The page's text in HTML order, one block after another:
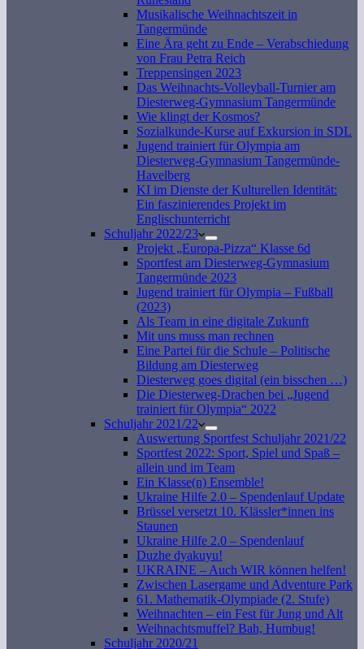
Musikalische Weihnachtszeit in
Tangermünde
Eine Ära geht zu Ende – Verabschiedung
von Frau Petra Reich
Treppensingen 2023
Das Weihnachts-Volleyball-Turnier am
Diesterweg-Gymnasium Tangermünde
Wie klingt der Kosmos?
Sozialkunde-Kurse auf Exkursion in SDL
Jugend trainiert für Olympia am
Diesterweg-Gymnasium Tangermünde-
Havelberg
KI im Dienste der Kulturellen Identität:
Ein faszinierendes Projekt im
Englischunterricht
Schuljahr 2022/23
Projekt „Europa-Pizza“ Klasse 6d
Sportfest am Diesterweg-Gymnasium
Tangermünde 2023
Jugend trainiert für Olympia – Fußball
(2023)
Als Team in eine digitale Zukunft
Mit uns muss man rechnen
Eine Partei für die Schule – Politische
Bildung am Diesterweg
Diesterweg goes digital (ein bisschen …)
Die Diesterweg-Drachen bei „Jugend
trainiert für Olympia“ 2022
Schuljahr 2021/22
Auswertung Sportfest Schuljahr 2021/22
Sportfest 2022: Sport, Spiel und Spaß –
allein und im Team
Ein Klasse(n) Ensemble!
Ukraine Hilfe 2.0 – Spendenlauf Update
Brüssel versetzt 10. Klässler*innen ins
Staunen
Ukraine Hilfe 2.0 – Spendenlauf
Duzhe dyakuyu!
UKRAINE – Auch WIR können helfen!
Zwischen Lasergame und Adventure Park
61. Mathematik-Olympiade (2. Stufe)
Weihnachten – ein Fest für Jung und Alt
Weihnachtsmuffel? Bah, Humbug!
Schuljahr 2020/21